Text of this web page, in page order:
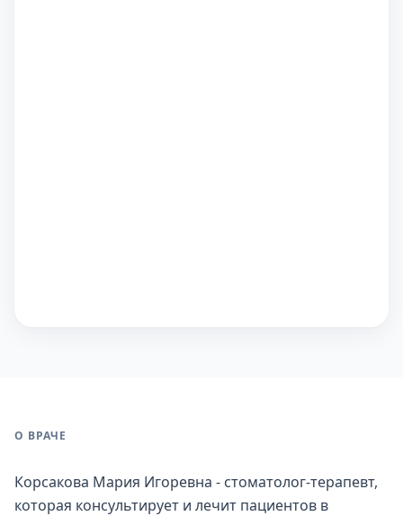
О ВРАЧЕ
Корсакова Мария Игоревна - стоматолог-терапевт,
которая консультирует и лечит пациентов в